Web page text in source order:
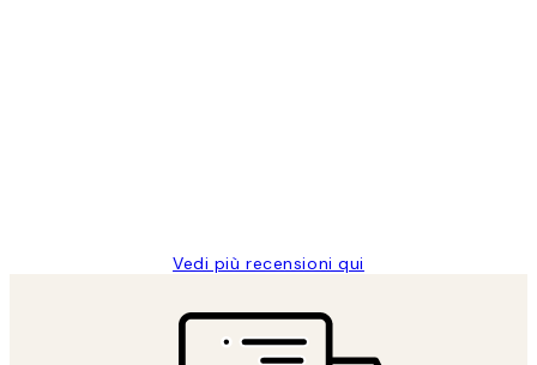
Vedi più recensioni qui